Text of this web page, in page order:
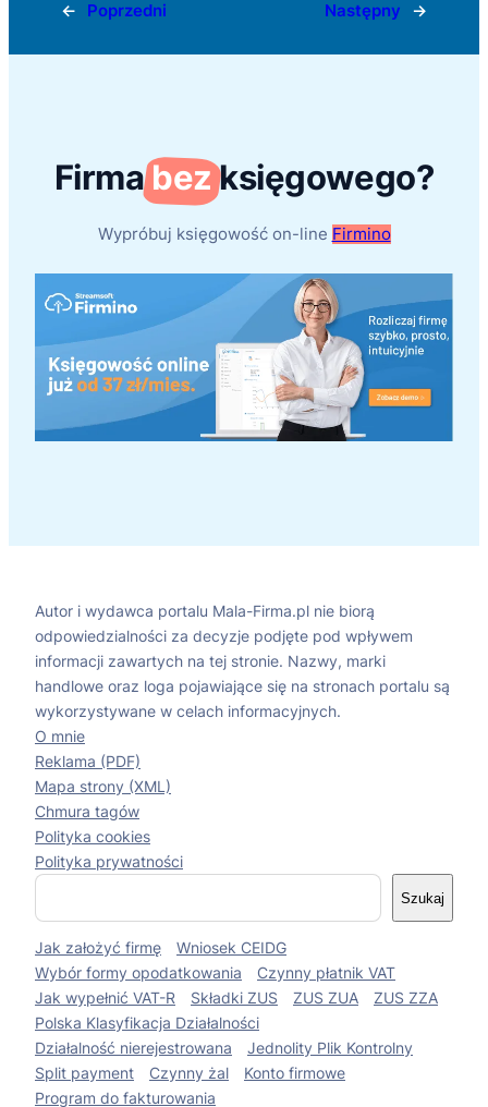
← Poprzedni Następny →
Firmabezksięgowego?
Wypróbuj księgowość on-line Firmino
Autor i wydawca portalu Mala-Firma.pl nie biorą
odpowiedzialności za decyzje podjęte pod wpływem
informacji zawartych na tej stronie. Nazwy, marki
handlowe oraz loga pojawiające się na stronach portalu są
wykorzystywane w celach informacyjnych.
O mnie
Reklama (PDF)
Mapa strony (XML)
Chmura tagów
Polityka cookies
Polityka prywatności
S
k
a
Szukaj
Jak założyć firmę
Wniosek CEIDG
Wybór formy opodatkowania
Czynny płatnik VAT
Jak wypełnić VAT-R
Składki ZUS ZUS ZUA
ZUS ZZA
Polska Klasyfikacja Działalności
Działalność nierejestrowana
Jednolity Plik Kontrolny
Split payment
Czynny żal
Konto firmowe
Program do fakturowania